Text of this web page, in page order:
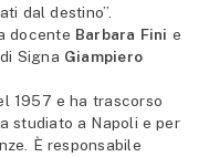
dal destino”.
docente Barbara Fini e
Signa Giampiero
1957 e ha trascorso
studiato a Napoli e per
È responsabile